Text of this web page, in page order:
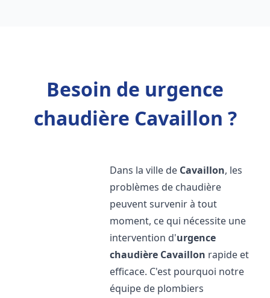
Besoin de urgence
chaudière Cavaillon ?
Dans la ville de Cavaillon, les
problèmes de chaudière
peuvent survenir à tout
moment, ce qui nécessite une
intervention d'urgence
chaudière Cavaillon rapide et
efficace. C'est pourquoi notre
équipe de plombiers